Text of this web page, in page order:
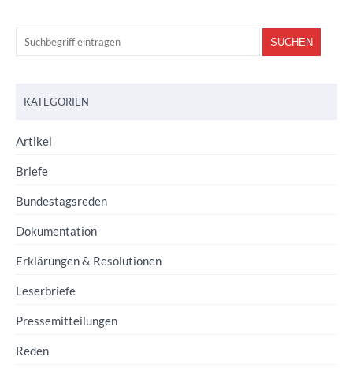
KATEGORIEN
Artikel
Briefe
Bundestagsreden
Dokumentation
Erklärungen & Resolutionen
Leserbriefe
Pressemitteilungen
Reden